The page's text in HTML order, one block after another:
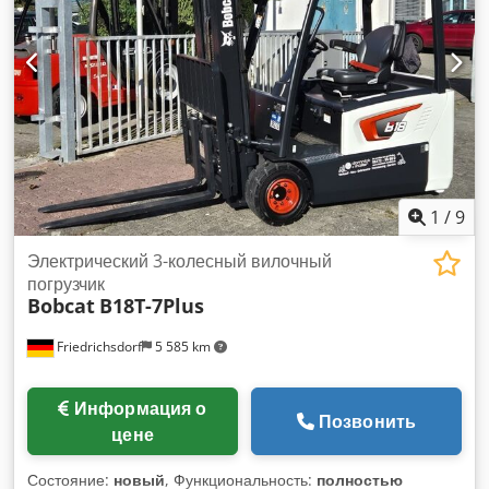
принадлежности = - 3-й гидравлический контур -
Вентилятор = Примечания = Трансмиссия Экологический
стандарт: Stage IV / Tier IV final Состояние Тип CE: CE
Crsdjy D D Rzspfx Akbef Закрытая кабина с отоплением,
управление джойстиком SJC, новые резиновые гусеницы,
делюкс-дисплей
1 /9
Friedrichsdorf 5 585 km
Электрический 3-колесный вилочный
погрузчик
Bobcat B18T-7Plus
цене
Позвонить
Состояние: новый, Функциональность: полностью